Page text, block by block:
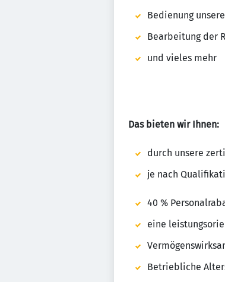
Bedienung
Bearbeitung der
und vieles mehr
Das bieten wir Ihnen:
durch unsere
je nach
40 %
eine
Betriebliche